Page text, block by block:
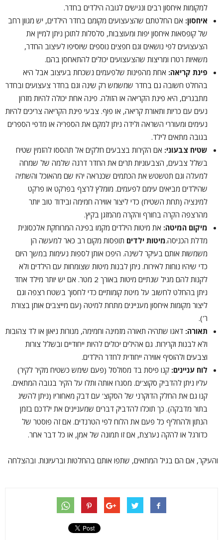
למקומות איחסון רבים ונגישים לגובה הילדים בחדר.
איחסון: אם החלטתם שהצעצועים מקומם בחדר הילדים, יש מגוון רחב
של קופסאות איחסון יפות ומעוצבות, סלסלות לתוכן ניתן למיין את
הצעצועים לפי נושאים וגם חפצים נוספים שיוסיפו לעיצוב החדר,
משאיות רטרו ומריצות שהצעצועים יכולים להתאחסן בהם.
פינת קריאה: אחת מהפינות שלפעמים נשכחת בעיצוב אבל היא
בהחלט חשובה גם בחדר שמשמש רק שינה וגם בחדר צעצועים ובחדר
מתבגרים, היא פינת הקריאה או הזולה. פינה אחת יכולה להיות מזרון
נעים עם כריות ותאורת קריאה, או פוף. צבעי פינת הקריאה צריכים להיות
נעימים ומעוררי השראה ולידה ניתן למקם את הספריה או מדפי הספרים
בגובה מתאים לילד.
שטיח צבעוני: אם הקירות בצבעים חלקים אל תהססו להזמין שטיח
בשלל צבעים, הצבעוניות תרים את החדר דרגה שלמה של שמחה
למעלה וגם תטשטש את הכתמים שכנראה יהיו שם מהאוכל והשתיה
שהילדים מביאים עימם לפעמים. מומלץ לרצף בפרקט או פרקט
למינציה (תחת השטיח) כדי ליצור אווירה חמימה ובידוד טוב יותר
מהרצפה הקרה בחורף והקרה מהמזגן בקיץ.
מיקום המיטה: את מיטות הילדים מקמו בפינה המרוחקת אלכסונית
מדלת הכניסה.מיטות ילדים תופסות מקום רב כאר למעשה הן
משמשות אותם בעיקר לשינה. היפכו אותן לספות נעימות במשך היום
כדי שיהיו נוחות לאירוח. ניתן לבנות מיטות שצומחות עם הילדים ולא
לקנות להם מגיל שנתיים מיטות באורך 2 מטר. אם יש יותר מילד אחד
ניתן בהחלט לחשוב על מיטת קומותיים כדי לחסוך בשטח רצפה וגם
ליצור מקומות איחסון מעניינים מתחת למיטה (עם מייצבים אותן בצורת
ר').
תאורה: דאגו שתהיה תאורה מזמינה וחמימה, מנורות ניאון או לד צהובות
ולא לבנות וקרירות. גם אהילים יכולים להיות ייחודיים ובשלל צורות
וצבעים ולהוסיף אווירה ייחודית לחדר הילדים.
לוח עניינים: קנו פיסת בד מסולסל (פעם שימש כשטיח מקיר לקיר)
עליו ניתן להדביק סקוצ'ים. מסגרו אותה ותלו על הקיר בגובה המתאים.
קנו גם את החלק הדוקרני של הסקוצ' עם דבק מאחוריו (ניתן להשיג
בתור מדבקה). כך תוכלו להדביק דברים שמעניינים את ילדכם בזמן
הנתון ולהחליף כל פעם את הלוח לפי הטרנדים. אם זה פוסטר של
כדורגל או להקה נערצת, אם זו תמונה של אמן, או כל דבר אחר.
והעיקר, אם הם בגיל המתאים, שתפו אותם בהחלטות וברעיונות. ובהצלחה